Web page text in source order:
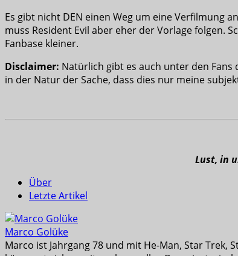
Es gibt nicht DEN einen Weg um eine Verfilmung
muss Resident Evil aber eher der Vorlage folgen.
Fanbase kleiner.
Disclaimer: Natürlich gibt es auch unter den
in der Natur der Sache, dass dies nur meine
Lust, in
Über
Letzte Artikel
Marco Golüke
Marco ist Jahrgang 78 und mit He-Man, Star Trek,